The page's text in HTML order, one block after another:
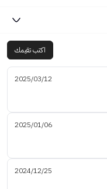
اكتب تقيمك
2025/03/12
2025/01/06
2024/12/25